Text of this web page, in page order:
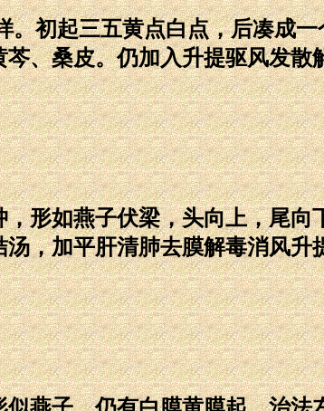
起三五黄点白点，后凑成一
、桑皮。仍加入升提驱风发散
如燕子伏梁，头向上，尾向
，加平肝清肺去膜解毒消风升